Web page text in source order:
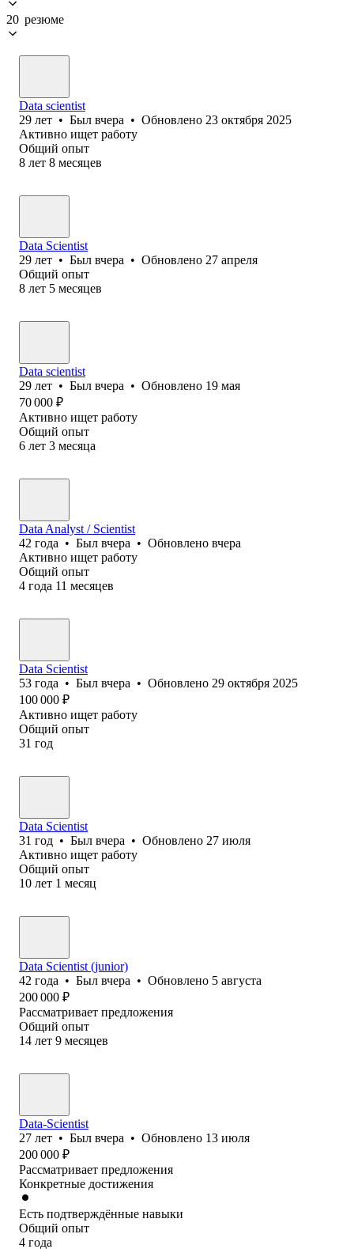
20 резюме
Data scientist
29 лет • Был вчера • Обновлено 23 октября 2025
Активно ищет работу
Общий опыт
8 лет 8 месяцев
Data Scientist
29 лет • Был вчера • Обновлено 27 апреля
Общий опыт
8 лет 5 месяцев
Data scientist
29 лет • Был вчера • Обновлено 19 мая
70 000 ₽
Активно ищет работу
Общий опыт
6 лет 3 месяца
Data Analyst / Scientist
42 года • Был вчера • Обновлено вчера
Активно ищет работу
Общий опыт
4 года 11 месяцев
Data Scientist
53 года • Был вчера • Обновлено 29 октября 2025
100 000 ₽
Активно ищет работу
Общий опыт
31 год
Data Scientist
31 год • Был вчера • Обновлено 27 июля
Активно ищет работу
Общий опыт
10 лет 1 месяц
Data Scientist (junior)
42 года • Был вчера • Обновлено 5 августа
200 000 ₽
Рассматривает предложения
Общий опыт
14 лет 9 месяцев
Data-Scientist
27 лет • Был вчера • Обновлено 13 июля
200 000 ₽
Рассматривает предложения
Конкретные достижения
Есть подтверждённые навыки
Общий опыт
4 года